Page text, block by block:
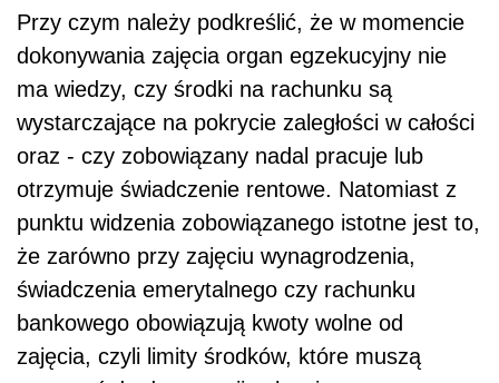
Przy czym należy podkreślić, że w momencie
dokonywania zajęcia organ egzekucyjny nie
ma wiedzy, czy środki na rachunku są
wystarczające na pokrycie zaległości w całości
oraz - czy zobowiązany nadal pracuje lub
otrzymuje świadczenie rentowe. Natomiast z
punktu widzenia zobowiązanego istotne jest to,
że zarówno przy zajęciu wynagrodzenia,
świadczenia emerytalnego czy rachunku
bankowego obowiązują kwoty wolne od
zajęcia, czyli limity środków, które muszą